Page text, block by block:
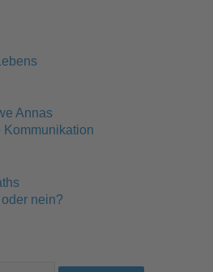
Kommunikation
nein?